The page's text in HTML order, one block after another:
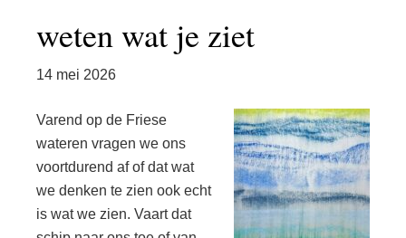
weten wat je ziet
14 mei 2026
Varend op de Friese
wateren vragen we ons
voortdurend af of dat wat
we denken te zien ook echt
is wat we zien. Vaart dat